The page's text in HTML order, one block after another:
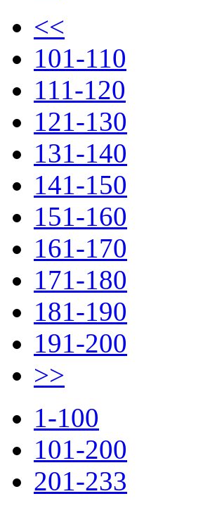
<<
101-110
111-120
121-130
131-140
141-150
151-160
161-170
171-180
181-190
191-200
>>
1-100
101-200
201-233